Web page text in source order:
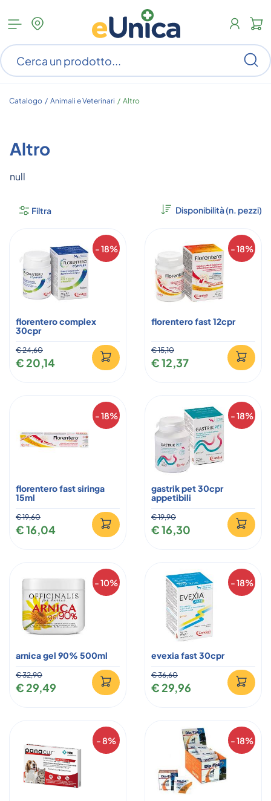
Apri
menu
categorie
Catalogo / Animali e Veterinari / Altro
Altro
null
Filtra
- 18%
florentero complex
30cpr
€ 24,60
€ 20,14
- 18%
florentero fast 12cpr
€ 15,10
€ 12,37
- 18%
florentero fast siringa
15ml
€ 19,60
€ 16,04
- 18%
gastrik pet 30cpr
appetibili
€ 19,90
€ 16,30
- 10%
arnica gel 90% 500ml
€ 32,90
€ 29,49
- 18%
evexia fast 30cpr
€ 36,60
€ 29,96
- 8% - 18%